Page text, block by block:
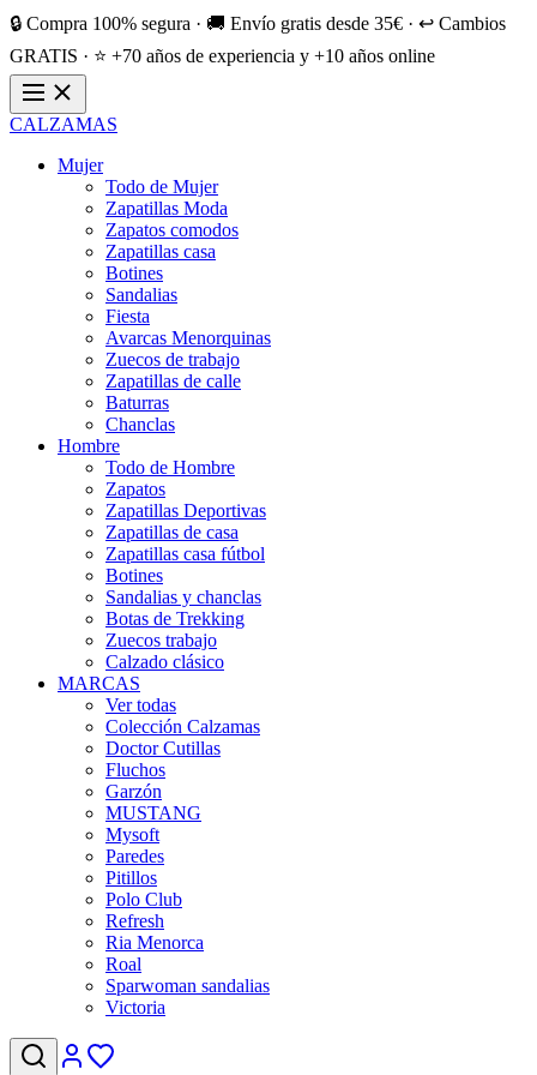
🔒 Compra 100% segura · 🚚 Envío gratis desde 35€ · ↩️ Cambios
GRATIS · ⭐ +70 años de experiencia y +10 años online
CALZAMAS
Mujer
Todo de Mujer
Zapatillas Moda
Zapatos comodos
Zapatillas casa
Botines
Sandalias
Fiesta
Avarcas Menorquinas
Zuecos de trabajo
Zapatillas de calle
Baturras
Chanclas
Hombre
Todo de Hombre
Zapatos
Zapatillas Deportivas
Zapatillas de casa
Zapatillas casa fútbol
Botines
Sandalias y chanclas
Botas de Trekking
Zuecos trabajo
Calzado clásico
MARCAS
Ver todas
Colección Calzamas
Doctor Cutillas
Fluchos
Garzón
MUSTANG
Mysoft
Paredes
Pitillos
Polo Club
Refresh
Ria Menorca
Roal
Sparwoman sandalias
Victoria